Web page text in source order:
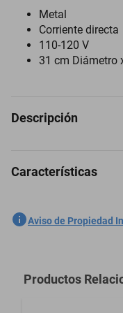
Metal
Corriente directa
110-120 V
31 cm Diámetro
Descripción
Lámpara De Mesa
Características
SKU
Modelo
Aviso de Propiedad
Productos